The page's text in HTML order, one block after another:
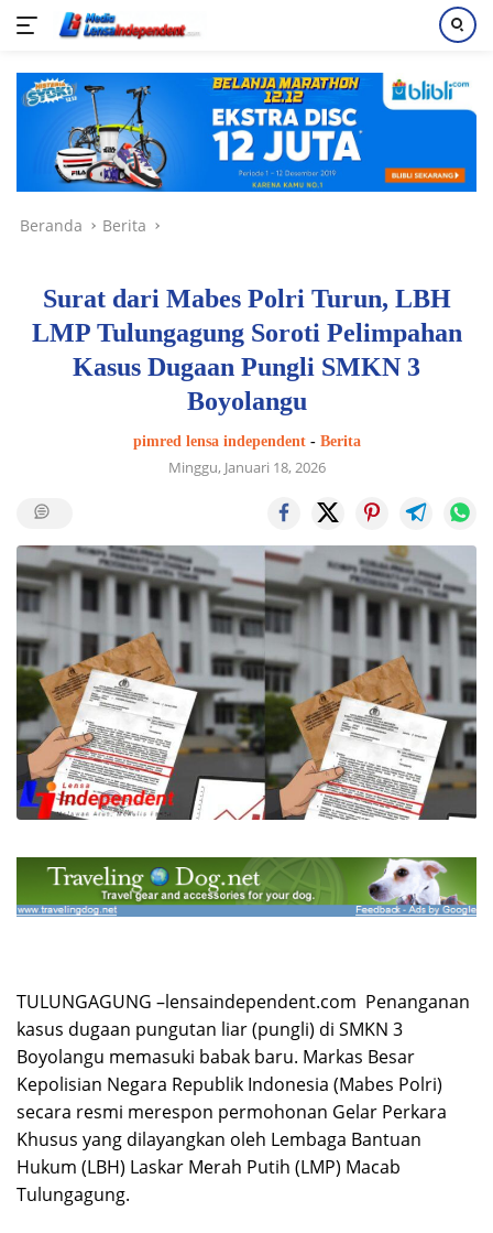
konten
Beranda Berita
Surat dari Mabes Polri Turun, LBH
LMP Tulungagung Soroti Pelimpahan
Kasus Dugaan Pungli SMKN 3
Boyolangu
pimred lensa independent- Berita
Minggu, Januari 18, 2026
TULUNGAGUNG –lensaindependent.com Penanganan
kasus dugaan pungutan liar (pungli) di SMKN 3
Boyolangu memasuki babak baru. Markas Besar
Kepolisian Negara Republik Indonesia (Mabes Polri)
secara resmi merespon permohonan Gelar Perkara
Khusus yang dilayangkan oleh Lembaga Bantuan
Hukum (LBH) Laskar Merah Putih (LMP) Macab
Tulungagung.